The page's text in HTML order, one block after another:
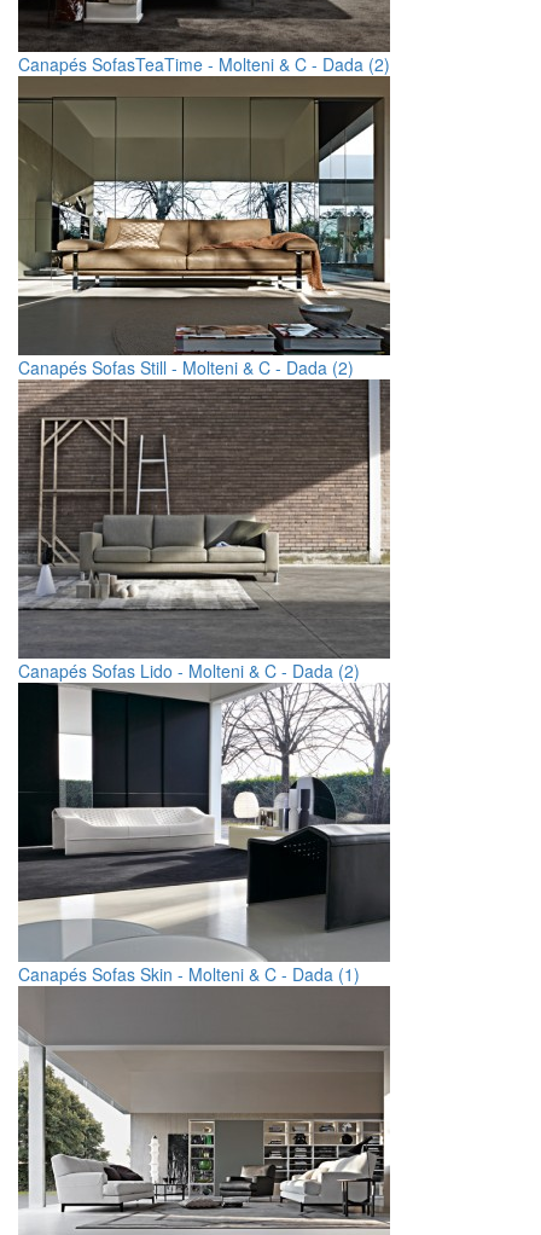
Canapés SofasTeaTime - Molteni & C - Dada (2)
Canapés Sofas Still - Molteni & C - Dada (2)
Canapés Sofas Lido - Molteni & C - Dada (2)
Canapés Sofas Skin - Molteni & C - Dada (1)